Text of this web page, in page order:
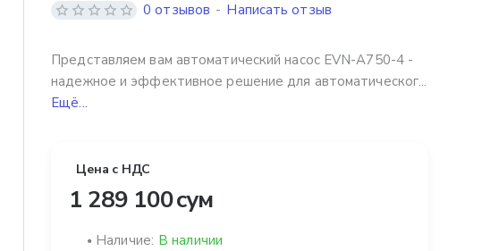
Представляем вам автоматический насос EVN-A750-4 -
надежное и эффективное решение для автоматическог...
Ещё...
0 отзывов - Написать отзыв
Цена с НДС
1 289 100 сум
Наличие: В наличии